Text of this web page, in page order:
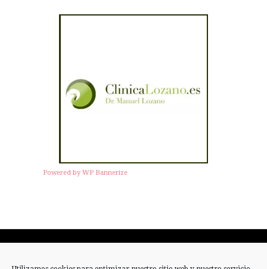
Powered by WP Bannerize